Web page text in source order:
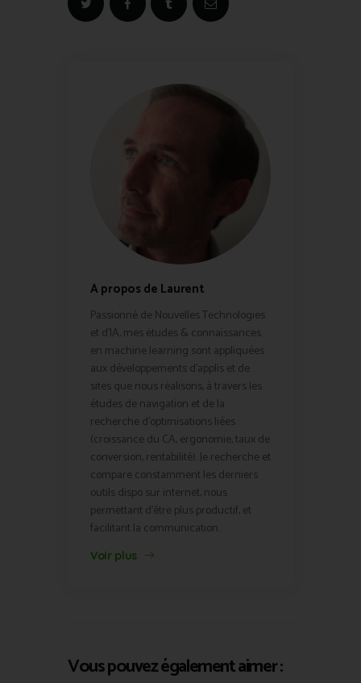
A propos de Laurent
Passionné de Nouvelles Technologies
et d'IA, mes études & connaissances
en machine learning sont appliquées
aux développements d'applis et de
sites que nous réalisons, à travers les
études de navigation et de la
recherche d'optimisations liées
(croissance du CA, ergonomie, taux de
conversion, rentabilité). Je recherche et
compare constamment les derniers
outils dispo sur internet, nous
permettant d'être plus productif, et
facilitant la communication.
Voir plus
Vous pouvez également aimer :